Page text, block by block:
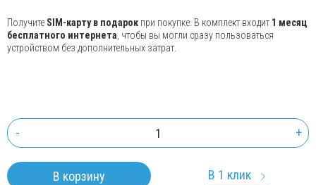
Получите SIM-карту в подарок при покупке. В комплект входит 1 месяц
бесплатного интернета, чтобы вы могли сразу пользоваться
устройством без дополнительных затрат.
- +
В корзину В 1 клик